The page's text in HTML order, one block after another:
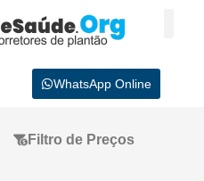
WhatsApp Online
Filtro de Preços